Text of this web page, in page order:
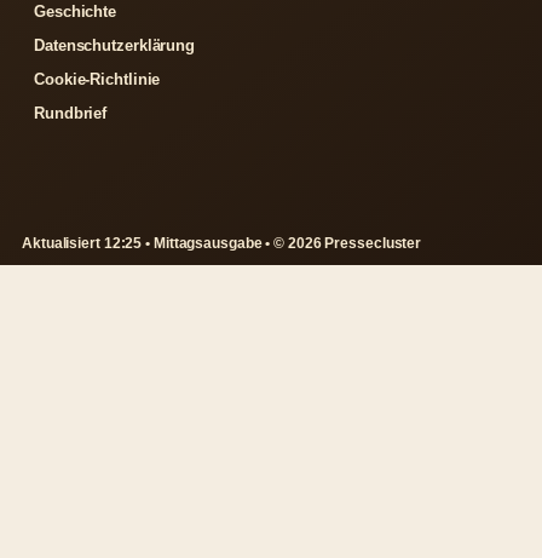
Geschichte
Datenschutzerklärung
Cookie-Richtlinie
Rundbrief
Aktualisiert 12:25 • Mittagsausgabe • © 2026 Pressecluster